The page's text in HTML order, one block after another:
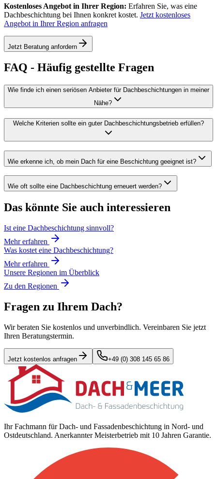
Kostenloses Angebot in Ihrer Region: Erfahren Sie, was eine
Dachbeschichtung bei Ihnen konkret kostet. Jetzt kostenloses
Angebot in Ihrer Region anfragen
Jetzt Beratung anfordern
FAQ - Häufig gestellte Fragen
Wie finde ich einen seriösen Anbieter für Dachbeschichtungen in meiner
Nähe?
Welche Kriterien sollte ein guter Dachbeschichtungsbetrieb erfüllen?
Wie erkenne ich, ob mein Dach für eine Beschichtung geeignet ist?
Wie oft sollte eine Dachbeschichtung erneuert werden?
Das könnte Sie auch interessieren
Ist eine Dachbeschichtung sinnvoll?
Mehr erfahren
Was kostet eine Dachbeschichtung?
Mehr erfahren
Unsere Regionen im Überblick
Zu den Regionen
Fragen zu Ihrem Dach?
Wir beraten Sie kostenlos und unverbindlich. Vereinbaren Sie jetzt
Ihren Beratungstermin.
Jetzt kostenlos anfragen +49 (0) 308 145 65 86
Ihr Fachmann für Dach- und Fassadenbeschichtung in Nord- und
Ostdeutschland. Anerkannter Meisterbetrieb mit 10 Jahren Garantie.